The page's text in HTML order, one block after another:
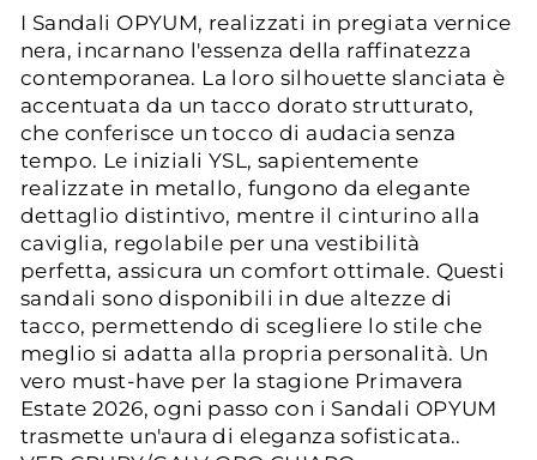
I Sandali OPYUM, realizzati in pregiata vernice
nera, incarnano l'essenza della raffinatezza
contemporanea. La loro silhouette slanciata è
accentuata da un tacco dorato strutturato,
che conferisce un tocco di audacia senza
tempo. Le iniziali YSL, sapientemente
realizzate in metallo, fungono da elegante
dettaglio distintivo, mentre il cinturino alla
caviglia, regolabile per una vestibilità
perfetta, assicura un comfort ottimale. Questi
sandali sono disponibili in due altezze di
tacco, permettendo di scegliere lo stile che
meglio si adatta alla propria personalità. Un
vero must-have per la stagione Primavera
Estate 2026, ogni passo con i Sandali OPYUM
trasmette un'aura di eleganza sofisticata..